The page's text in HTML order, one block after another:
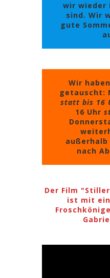
wir wieder
sind. Wir
gute
Wir
getauscht:
statt bis 16
16 Uhr
nach
Der Film
ist mit